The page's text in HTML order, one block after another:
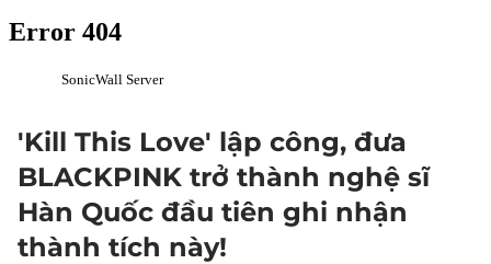
'Kill This Love' lập công, đưa
BLACKPINK trở thành nghệ sĩ
Hàn Quốc đầu tiên ghi nhận
thành tích này!